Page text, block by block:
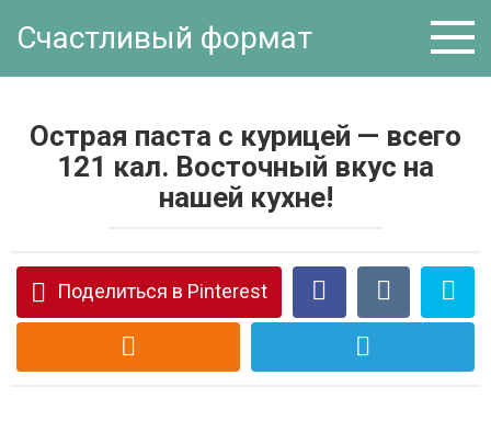
Счастливый формат
Острая паста с курицей — всего
121 кал. Восточный вкус на
нашей кухне!
Поделиться в Pinterest